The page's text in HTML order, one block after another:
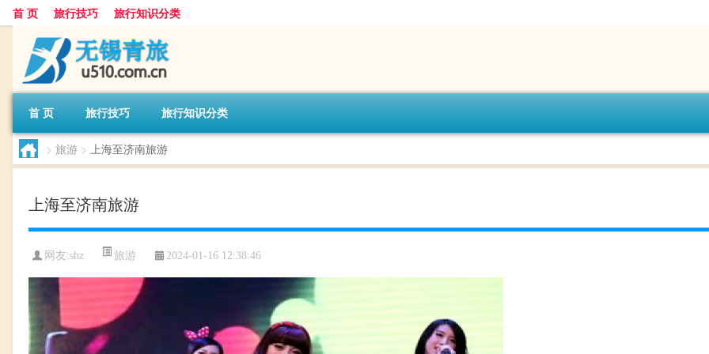
首 页 旅行技巧 旅行知识分类
首 页 旅行技巧 旅行知识分类
> 旅游 > 上海至济南旅游
上海至济南旅游
网友:shz 旅游 2024-01-16 12:38:46